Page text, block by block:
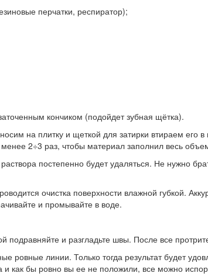
перчатки, респиратор);
кончиком (подойдет зубная щётка).
на плитку и щеткой для затирки втираем его
2÷3 раз, чтобы материал заполнил весь
постепенно будет удаляться. Не нужно
очистка поверхности влажной губкой.
и промывайте в воде.
подравняйте и разгладьте швы. После все
ровные линии. Только тогда результат будет
и как бы ровно вы ее не положили, все можно